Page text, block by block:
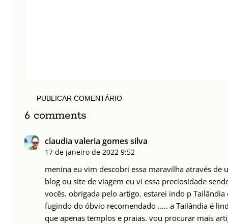
PUBLICAR COMENTÁRIO
6 comments
claudia valeria gomes silva
17 de janeiro de 2022 9:52
menina eu vim descobri essa maravilha através
blog ou site de viagem eu vi essa preciosidade
vocês. obrigada pelo artigo. estarei indo p
fugindo do óbvio recomendado ….. a Tailândia é
que apenas templos e praias. vou procurar mais